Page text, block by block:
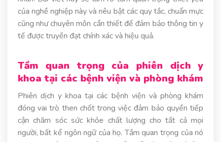
của nghề nghiệp này và nêu bật các quy tắc, chuẩn mực
cũng như chuyên môn cần thiết để đảm bảo thông tin y
tế được truyền đạt chính xác và hiệu quả.
Tầm quan trọng của phiên dịch y
khoa tại các bệnh viện và phòng khám
Phiên dịch y khoa tại các bệnh viện và phòng khám
đóng vai trò then chốt trong việc đảm bảo quyền tiếp
cận chăm sóc sức khỏe chất lượng cho tất cả mọi
người, bất kể ngôn ngữ của họ. Tầm quan trọng của nó